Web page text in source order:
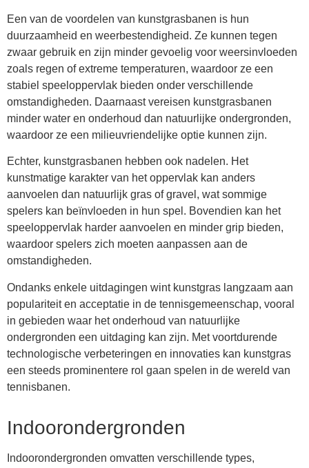
Een van de voordelen van kunstgrasbanen is hun
duurzaamheid en weerbestendigheid. Ze kunnen tegen
zwaar gebruik en zijn minder gevoelig voor weersinvloeden
zoals regen of extreme temperaturen, waardoor ze een
stabiel speeloppervlak bieden onder verschillende
omstandigheden. Daarnaast vereisen kunstgrasbanen
minder water en onderhoud dan natuurlijke ondergronden,
waardoor ze een milieuvriendelijke optie kunnen zijn.
Echter, kunstgrasbanen hebben ook nadelen. Het
kunstmatige karakter van het oppervlak kan anders
aanvoelen dan natuurlijk gras of gravel, wat sommige
spelers kan beïnvloeden in hun spel. Bovendien kan het
speeloppervlak harder aanvoelen en minder grip bieden,
waardoor spelers zich moeten aanpassen aan de
omstandigheden.
Ondanks enkele uitdagingen wint kunstgras langzaam aan
populariteit en acceptatie in de tennisgemeenschap, vooral
in gebieden waar het onderhoud van natuurlijke
ondergronden een uitdaging kan zijn. Met voortdurende
technologische verbeteringen en innovaties kan kunstgras
een steeds prominentere rol gaan spelen in de wereld van
tennisbanen.
Indoorondergronden
Indoorondergronden omvatten verschillende types,